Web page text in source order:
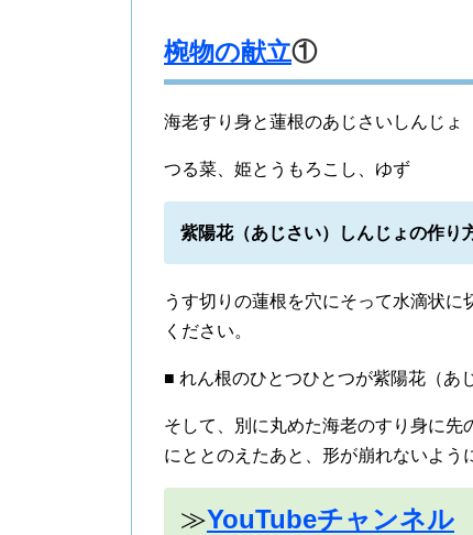
椀物の献立①
海老すり身と蓮根のあじさいしんじょ
つる菜、姫とうもろこし、ゆず
紫陽花（あじさい）しんじょの作り
うす切りの蓮根を穴にそって水滴状
ください。
■ れん根のひとつひとつが紫陽花（あ
そして、別に丸めた海老のすり身に
にととのえたあと、形が崩れないよう
≫YouTubeチャンネル